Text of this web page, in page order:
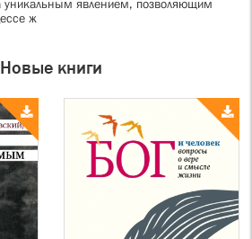
уникальным явлением, позволяющим
ж
Новые книги